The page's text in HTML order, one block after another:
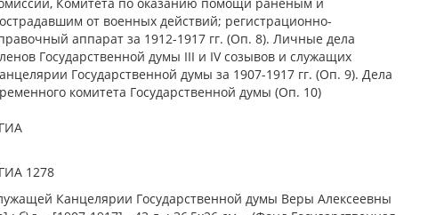
от военных действий; регистрационно-
аппарат за 1912-1917 гг. (Оп. 8). Личные дела
Государственной думы III и IV созывов и служащих
Государственной думы за 1907-1917 гг. (Оп. 9). Дела
комитета Государственной думы (Оп. 10)
1278
Канцелярии Государственной думы Веры Алексеевны